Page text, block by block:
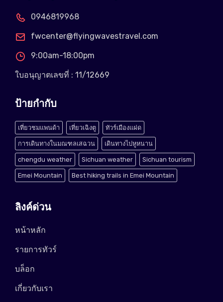
0946819968
fwcenter@flyingwavestravel.com
9:00am-18:00pm
ใบอนุญาตเลขที่ : 11/12669
ป้ายกำกับ
เที่ยวชมแพนด้า เที่ยวเฉิงตู ทัวร์เมืองแฝด
การเดินทางในมณฑลเสฉวน เดินทางไปหูหนาน
chengdu weather Sichuan weather Sichuan tourism
Emei Mountain Best hiking trails in Emei Mountain
ลิงค์ด่วน
หน้าหลัก
รายการทัวร์
บล็อก
เกี่ยวกับเรา